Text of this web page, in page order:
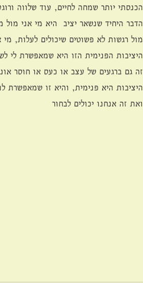
הכנסתי יותר שמחה לחיים, עוד שלווה
הדבר היחיד שנשאר יציב  היא מי אני
מול רגשות לא פשוטים שיכולים לעלות, מי
היציבות הפנימית הזו היא שמאפשרת
זה גם ברגעים של עצב או כעס או חוסר
היציבות היא פנימית, והיא זו שמאפשרת
ואת זה אנחנו יכולים לבחור